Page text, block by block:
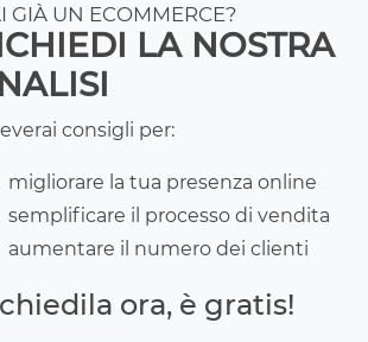
GIÀ UN ECOMMERCE?
LA NOSTRA
consigli per:
migliorare la tua presenza online
semplificare il processo di vendita
aumentare il numero dei clienti
ora, è gratis!